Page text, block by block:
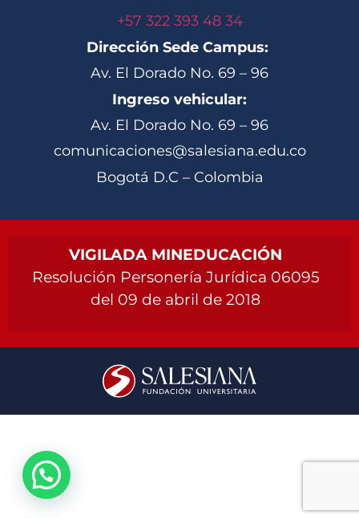
+57 322 393 48 34
Dirección Sede Campus:
Av. El Dorado No. 69 – 96
Ingreso vehicular:
Av. El Dorado No. 69 – 96
comunicaciones@salesiana.edu.co
Bogotá D.C – Colombia
VIGILADA MINEDUCACIÓN
Resolución Personería Jurídica 06095
del 09 de abril de 2018